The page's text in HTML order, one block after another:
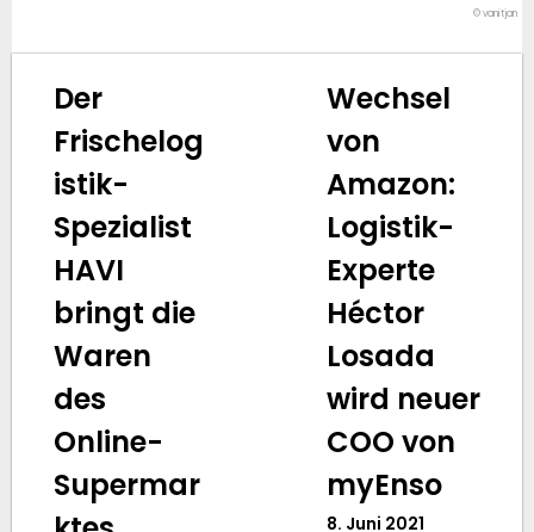
© vanitjan
Der
Frischelog
istik-
Spezialist
HAVI
bringt die
Waren
des
Online-
Supermar
Wechsel
von
Amazon:
Logistik-
Experte
Héctor
Losada
wird neuer
COO von
myEnso
8. Juni 2021